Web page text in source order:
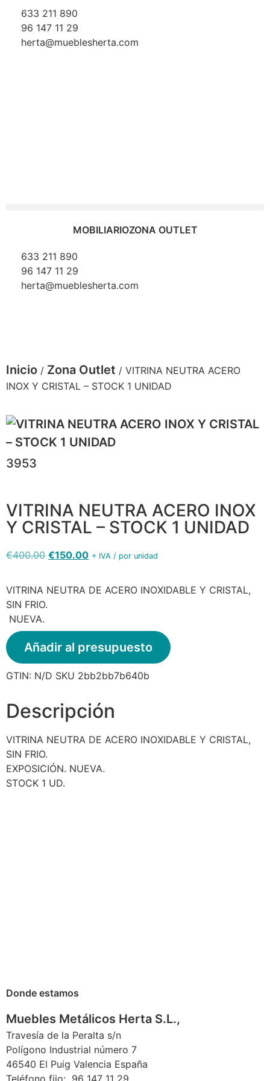
633 211 890
96 147 11 29
herta@mueblesherta.com
MOBILIARIOZONA OUTLET
633 211 890
96 147 11 29
herta@mueblesherta.com
Inicio / Zona Outlet / VITRINA NEUTRA ACERO
INOX Y CRISTAL – STOCK 1 UNIDAD
3953
VITRINA NEUTRA ACERO INOX
Y CRISTAL – STOCK 1 UNIDAD
€400.00 €150.00 + IVA / por unidad
VITRINA NEUTRA DE ACERO INOXIDABLE Y CRISTAL,
SIN FRIO.
NUEVA.
Añadir al presupuesto
GTIN: N/D SKU 2bb2bb7b640b
Descripción
VITRINA NEUTRA DE ACERO INOXIDABLE Y CRISTAL,
SIN FRIO.
EXPOSICIÓN. NUEVA.
STOCK 1 UD.
Donde estamos
Muebles Metálicos Herta S.L.,
Travesía de la Peralta s/n
Polígono Industrial número 7
46540 El Puig Valencia España